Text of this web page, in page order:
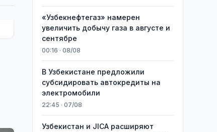
«Узбекнефтегаз» намерен
увеличить добычу газа в августе и
сентябре
00:16 · 08/08
В Узбекистане предложили
субсидировать автокредиты на
электромобили
22:45 · 07/08
Узбекистан и JICA расширяют